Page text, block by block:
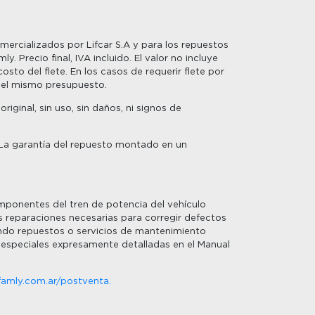
por Lifcar S.A y para los repuestos
Precio final, IVA incluido. El valor no incluye
del flete. En los casos de requerir flete por
mismo presupuesto.
sin uso, sin daños, ni signos de
garantía del repuesto montado en un
del tren de potencia del vehículo
necesarias para corregir defectos
repuestos o servicios de mantenimiento
expresamente detalladas en el Manual
postventa.